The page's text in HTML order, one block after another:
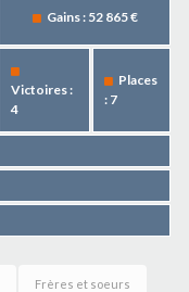
Gains : 52 865 €
Victoires :
4
Places
: 7
Frères et soeurs